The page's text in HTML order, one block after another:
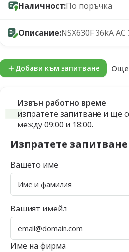
Наличност:По поръчка
Описание:NSX630F 36kA
Добави към запитване Още
Извън работно време
изпратете запитване и ще
между 09:00 и 18:00.
Изпратете
Вашето име
Вашият имейл
Име на фирма